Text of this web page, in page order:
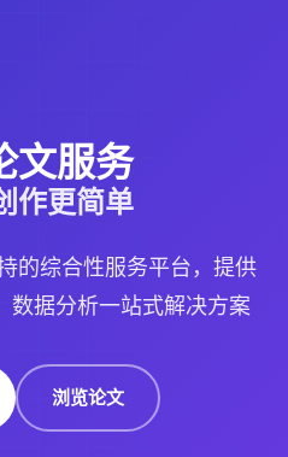
文服务
作更简单
的综合性服务平台，提供
数据分析一站式解决方案
浏览论文